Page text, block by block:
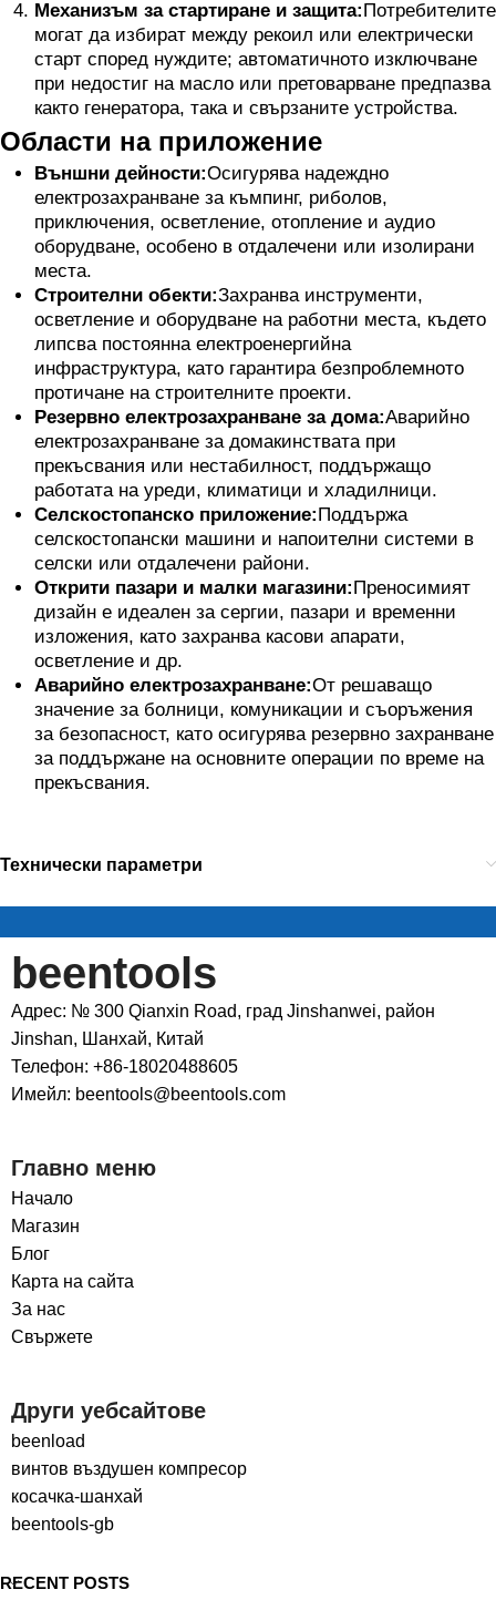
Механизъм за стартиране и защита:Потребителите
могат да избират между рекоил или електрически
старт според нуждите; автоматичното изключване
при недостиг на масло или претоварване предпазва
както генератора, така и свързаните устройства.
Области на приложение
Външни дейности:Осигурява надеждно
електрозахранване за къмпинг, риболов,
приключения, осветление, отопление и аудио
оборудване, особено в отдалечени или изолирани
места.
Строителни обекти:Захранва инструменти,
осветление и оборудване на работни места, където
липсва постоянна електроенергийна
инфраструктура, като гарантира безпроблемното
протичане на строителните проекти.
Резервно електрозахранване за дома:Аварийно
електрозахранване за домакинствата при
прекъсвания или нестабилност, поддържащо
работата на уреди, климатици и хладилници.
Селскостопанско приложение:Поддържа
селскостопански машини и напоителни системи в
селски или отдалечени райони.
Открити пазари и малки магазини:Преносимият
дизайн е идеален за сергии, пазари и временни
изложения, като захранва касови апарати,
осветление и др.
Аварийно електрозахранване:От решаващо
значение за болници, комуникации и съоръжения
за безопасност, като осигурява резервно захранване
за поддържане на основните операции по време на
прекъсвания.
Технически параметри
beentools
Адрес: № 300 Qianxin Road, град Jinshanwei, район
Jinshan, Шанхай, Китай
Телефон: +86-18020488605
Имейл: beentools@beentools.com
Главно меню
Начало
Магазин
Блог
Карта на сайта
За нас
Свържете
Други уебсайтове
beenload
винтов въздушен компресор
косачка-шанхай
beentools-gb
RECENT POSTS